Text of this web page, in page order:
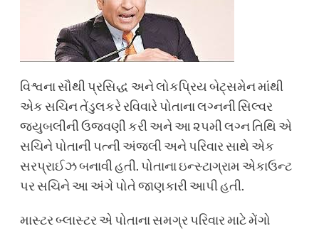
વિશ્વના સૌથી પ્રસિદ્ધ અને લોકપ્રિય બેટ્સમેન માંથી
એક સચિન તેંડુલકરે રવિવારે પોતાના લગ્નની સિલ્વર
જ્યુબલીની ઉજવણી કરી અને આ ૨૫મી લગ્ન તિથિ એ
સચિને પોતાની પત્ની અંજલી અને પરિવાર સાથે એક
સરપ્રાઈઝ બનાવી હતી. પોતાના ઇન્સ્ટાગ્રામ એકાઉન્ટ
પર સચિને આ અંગે પોતે જાણકારી આપી હતી.
માસ્ટર બ્લાસ્ટર એ પોતાના સમગ્ર પરિવાર માટે મેંગો